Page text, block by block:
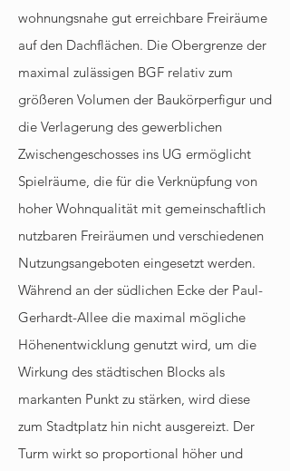
wohnungsnahe gut erreichbare Freiräume
auf den Dachflächen. Die Obergrenze der
maximal zulässigen BGF relativ zum
größeren Volumen der Baukörperfigur und
die Verlagerung des gewerblichen
Zwischengeschosses ins UG ermöglicht
Spielräume, die für die Verknüpfung von
hoher Wohnqualität mit gemeinschaftlich
nutzbaren Freiräumen und verschiedenen
Nutzungsangeboten eingesetzt werden.
Während an der südlichen Ecke der Paul-
Gerhardt-Allee die maximal mögliche
Höhenentwicklung genutzt wird, um die
Wirkung des städtischen Blocks als
markanten Punkt zu stärken, wird diese
zum Stadtplatz hin nicht ausgereizt. Der
Turm wirkt so proportional höher und